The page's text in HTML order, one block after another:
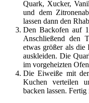
Quark, Xucker,
und dem
lassen dann den
Den Backofen auf
Anschließend den
etwas größer als die
auskleiden. Die
im vorgeheizten
Die Eiweiße mit
Kuchen verteilen
backen lassen.